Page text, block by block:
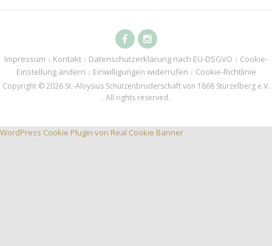
FacebookInstagramm
Impressum Kontakt Datenschutzerklärung nach EU-DSGVO
Cookie-
Einstellung ändern
Einwilligungen widerrufen Cookie-Richtlinie
Copyright © 2026 St.-Aloysius Schützenbruderschaft von 1868 Stürzelberg e.V.
. All rights reserved.
WordPress Cookie Plugin von Real Cookie Banner